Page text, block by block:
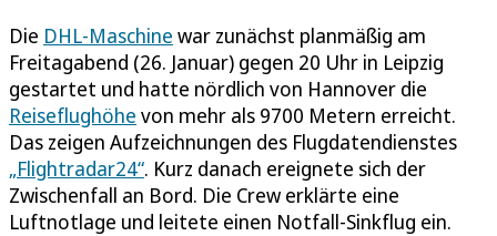
Die DHL-Maschine war zunächst planmäßig am
Freitagabend (26. Januar) gegen 20 Uhr in Leipzig
gestartet und hatte nördlich von Hannover die
Reiseflughöhe von mehr als 9700 Metern erreicht.
Das zeigen Aufzeichnungen des Flugdatendienstes
„Flightradar24“. Kurz danach ereignete sich der
Zwischenfall an Bord. Die Crew erklärte eine
Luftnotlage und leitete einen Notfall-Sinkflug ein.